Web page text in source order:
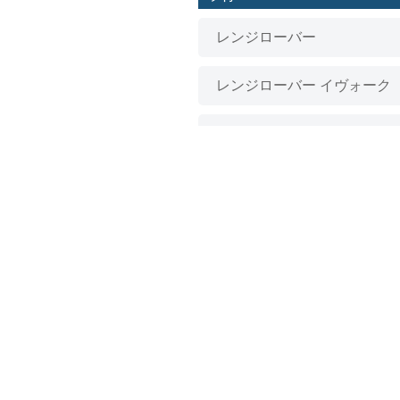
レンジローバー
レンジローバー イヴォーク